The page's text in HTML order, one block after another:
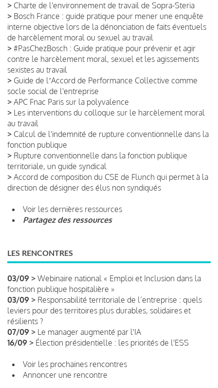
> Charte de l'environnement de travail de Sopra-Steria
> Bosch France : guide pratique pour mener une enquête
interne objective lors de la dénonciation de faits éventuels
de harcèlement moral ou sexuel au travail
> #PasChezBosch : Guide pratique pour prévenir et agir
contre le harcèlement moral, sexuel et les agissements
sexistes au travail
> Guide de lʼAccord de Performance Collective comme
socle social de l'entreprise
> APC Fnac Paris sur la polyvalence
> Les interventions du colloque sur le harcèlement moral
au travail
> Calcul de l'indemnité de rupture conventionnelle dans la
fonction publique
> Rupture conventionnelle dans la fonction publique
territoriale, un guide syndical
> Accord de composition du CSE de Flunch qui permet à la
direction de désigner des élus non syndiqués
Voir les dernières ressources
Partagez des ressources
LES RENCONTRES
03/09 > Webinaire national « Emploi et Inclusion dans la
fonction publique hospitalière »
03/09 > Responsabilité territoriale de l’entreprise : quels
leviers pour des territoires plus durables, solidaires et
résilients ?
07/09 > Le manager augmenté par l'IA
16/09 > Élection présidentielle : les priorités de l'ESS
Voir les prochaines rencontres
Annoncer une rencontre